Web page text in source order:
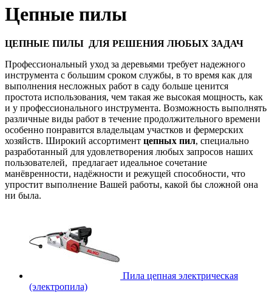
Цепные пилы
ЦЕПНЫЕ ПИЛЫ ДЛЯ РЕШЕНИЯ ЛЮБЫХ ЗАДАЧ
Профессиональный уход за деревьями требует надежного
инструмента с большим сроком службы, в то время как для
выполнения несложных работ в саду больше ценится
простота использования, чем такая же высокая мощность, как
и у профессионального инструмента. Возможность выполнять
различные виды работ в течение продолжительного времени
особенно понравится владельцам участков и фермерских
хозяйств. Широкий ассортимент цепных пил, специально
разработанный для удовлетворения любых запросов наших
пользователей, предлагает идеальное сочетание
манёвренности, надёжности и режущей способности, что
упростит выполнение Вашей работы, какой бы сложной она
ни была.
Пила цепная электрическая
(электропила)